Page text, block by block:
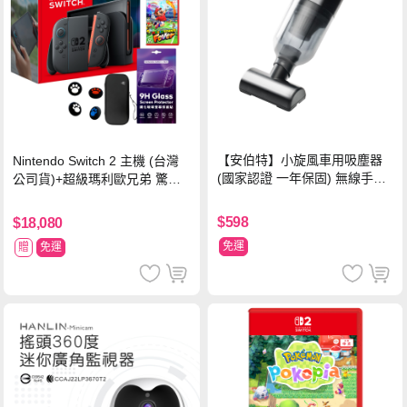
Nintendo Switch 2 主機 (台灣
公司貨)+超級瑪利歐兄弟 驚奇
球 狂熱 中文版
$18,080
贈 免運
【安伯特】小旋風車用吸塵器
(國家認證 一年保固) 無線手持
黑色
$598
免運